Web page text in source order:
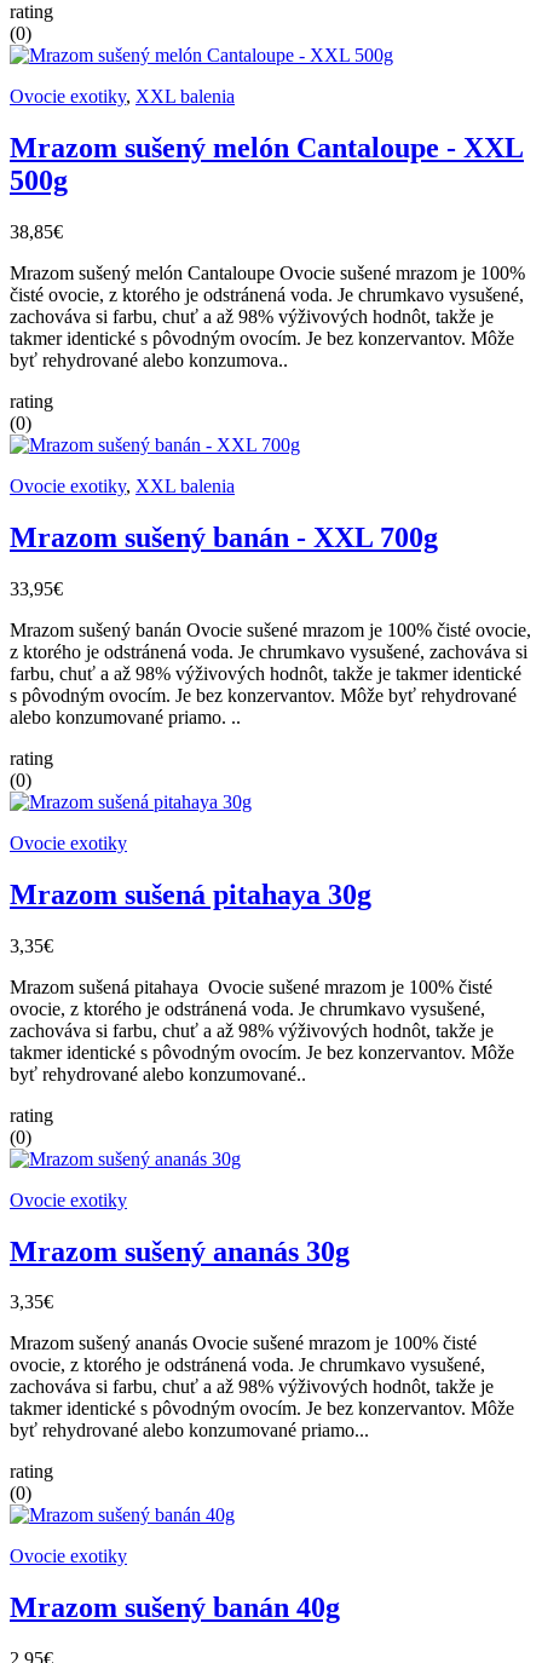
rating
(0)
Ovocie exotiky, XXL balenia
Mrazom sušený melón Cantaloupe - XXL
500g
38,85€
Mrazom sušený melón Cantaloupe Ovocie sušené mrazom je 100%
čisté ovocie, z ktorého je odstránená voda. Je chrumkavo vysušené,
zachováva si farbu, chuť a až 98% výživových hodnôt, takže je
takmer identické s pôvodným ovocím. Je bez konzervantov. Môže
byť rehydrované alebo konzumova..
rating
(0)
Ovocie exotiky, XXL balenia
Mrazom sušený banán - XXL 700g
33,95€
Mrazom sušený banán Ovocie sušené mrazom je 100% čisté ovocie,
z ktorého je odstránená voda. Je chrumkavo vysušené, zachováva si
farbu, chuť a až 98% výživových hodnôt, takže je takmer identické
s pôvodným ovocím. Je bez konzervantov. Môže byť rehydrované
alebo konzumované priamo. ..
rating
(0)
Ovocie exotiky
Mrazom sušená pitahaya 30g
3,35€
Mrazom sušená pitahaya Ovocie sušené mrazom je 100% čisté
ovocie, z ktorého je odstránená voda. Je chrumkavo vysušené,
zachováva si farbu, chuť a až 98% výživových hodnôt, takže je
takmer identické s pôvodným ovocím. Je bez konzervantov. Môže
byť rehydrované alebo konzumované..
rating
(0)
Ovocie exotiky
Mrazom sušený ananás 30g
3,35€
Mrazom sušený ananás Ovocie sušené mrazom je 100% čisté
ovocie, z ktorého je odstránená voda. Je chrumkavo vysušené,
zachováva si farbu, chuť a až 98% výživových hodnôt, takže je
takmer identické s pôvodným ovocím. Je bez konzervantov. Môže
byť rehydrované alebo konzumované priamo...
rating
(0)
Ovocie exotiky
Mrazom sušený banán 40g